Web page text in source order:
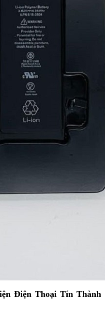
Điện Thoại Tín Thành